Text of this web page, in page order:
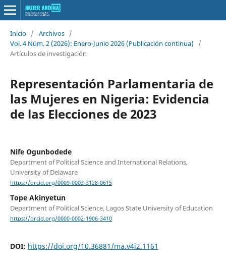
Inicio / Archivos /
Vol. 4 Núm. 2 (2026): Enero-Junio 2026 (Publicación continua)
/
Artículos de investigación
Representación Parlamentaria de
las Mujeres en Nigeria: Evidencia
de las Elecciones de 2023
Nife Ogunbodede
Department of Political Science and International Relations,
University of Delaware
https://orcid.org/0009-0003-3128-0615
Tope Akinyetun
Department of Political Science, Lagos State University of Education
https://orcid.org/0000-0002-1906-3410
DOI: https://doi.org/10.36881/ma.v4i2.1161